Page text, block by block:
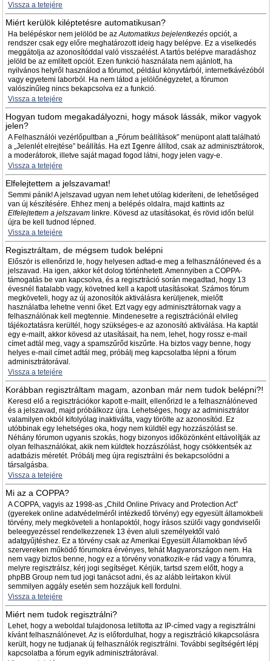
Vissza a tetejére
Miért kerülök kiléptetésre automatikusan?
Ha belépéskor nem jelölöd be azAutomatikus bejelentkezés opciót, a
rendszer csak egy előre meghatározott ideig hagy belépve. Ez a viselkedés
meggátolja az azonosítóddal való visszaélést. A tartós belépve maradáshoz
jelöld be az említett opciót. Ezen funkció használata nem ajánlott, ha
nyilvános helyről használod a fórumot, például könyvtárból, internetkávézóból
vagy egyetemi laborból. Ha nem látod a jelölőnégyzetet, a fórumon
valószínűleg nincs bekapcsolva ez a funkció.
Vissza a tetejére
Hogyan tudom megakadályozni, hogy mások lássák, mikor vagyok
jelen?
A Felhasználói vezérlőpultban a „Fórum beállítások” menüpont alatt található
a „Jelenlét elrejtése” beállítás. Ha ezt Igenre állítod, csak az adminisztrátorok,
a moderátorok, illetve saját magad fogod látni, hogy jelen vagy-e.
Vissza a tetejére
Elfelejtettem a jelszavamat!
Semmi pánik! A jelszavad ugyan nem lehet utólag kideríteni, de lehetőséged
van új készítésére. Ehhez menj a belépés oldalra, majd kattints az
Elfelejtettem a jelszavam linkre. Kövesd az utasításokat, és rövid időn belül
újra be kell tudnod lépned.
Vissza a tetejére
Regisztráltam, de mégsem tudok belépni
Először is ellenőrizd le, hogy helyesen adtad-e meg a felhasználóneved és a
jelszavad. Ha igen, akkor két dolog történhetett. Amennyiben a COPPA-
támogatás be van kapcsolva, és a regisztráció során megadtad, hogy 13
évesnél fiatalabb vagy, követned kell a kapott utasításokat. Számos fórum
megköveteli, hogy az új azonosítók aktiválásra kerüljenek, mielőtt
használatba lehetne venni őket. Ezt vagy egy adminisztrátornak vagy a
felhasználónak kell megtennie. Mindenesetre a regisztrációnál elvileg
tájékoztatásra kerültél, hogy szükséges-e az azonosító aktiválása. Ha kaptál
egy e-mailt, akkor kövesd az utasításait, ha nem, lehet, hogy rossz e-mail
címet adtál meg, vagy a spamszűrőd kiszűrte. Ha biztos vagy benne, hogy
helyes e-mail címet adtál meg, próbálj meg kapcsolatba lépni a fórum
adminisztrátorával.
Vissza a tetejére
Korábban regisztráltam magam, azonban már nem tudok belépni?!
Keresd elő a regisztrációkor kapott e-mailt, ellenőrizd le a felhasználóneved
és a jelszavad, majd próbálkozz újra. Lehetséges, hogy az adminisztrátor
valamilyen okból kifolyólag inaktiválta, vagy törölte az azonosítód. Ez
utóbbinak egy lehetséges oka, hogy nem küldtél egy hozzászólást se.
Néhány fórumon ugyanis szokás, hogy bizonyos időközönként eltávolítják az
olyan felhasználókat, akik nem küldtek hozzászólást, hogy csökkentsék az
adatbázis méretét. Próbálj meg újra regisztrálni és bekapcsolódni a
társalgásba.
Vissza a tetejére
Mi az a COPPA?
A COPPA, vagyis az 1998-as „Child Online Privacy and Protection Act”
(gyerekek online adatvédelméről intézkedő törvény) egy egyesült államokbeli
törvény, mely megköveteli a honlapoktól, hogy írásos szülői vagy gondviselői
beleegyezéssel rendelkezzenek 13 éven aluli személyektől való
adatgyűjtéshez. Ez a törvény csak az Amerikai Egyesült Államokban lévő
szervereken működő fórumokra érvényes, tehát Magyarországon nem. Ha
nem vagy biztos benne, hogy ez a törvény vonatkozik-e rád vagy a fórumra,
melyre regisztrálsz, kérj jogi segítséget. Kérjük, tartsd szem előtt, hogy a
phpBB Group nem tud jogi tanácsot adni, és az alább leírtakon kívül
semmilyen aggály esetén sem hozzájuk kell fordulni.
Vissza a tetejére
Miért nem tudok regisztrálni?
Lehet, hogy a weboldal tulajdonosa letiltotta az IP-címed vagy a regisztrálni
kívánt felhasználónevet. Az is előfordulhat, hogy a regisztráció kikapcsolásra
került, hogy ne tudjanak új felhasználók regisztrálni. További segítségért lépj
kapcsolatba a fórum egyik adminisztrátorával.